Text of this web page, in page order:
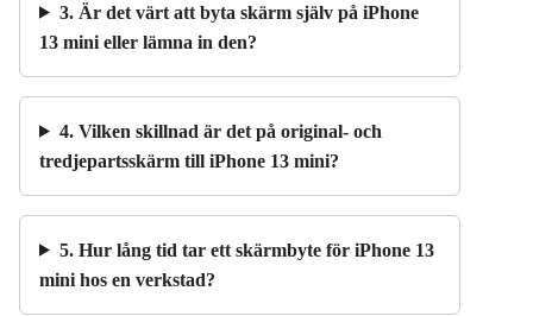
3. Är det värt att byta skärm själv på iPhone
13 mini eller lämna in den?
4. Vilken skillnad är det på original- och
tredjepartsskärm till iPhone 13 mini?
5. Hur lång tid tar ett skärmbyte för iPhone 13
mini hos en verkstad?